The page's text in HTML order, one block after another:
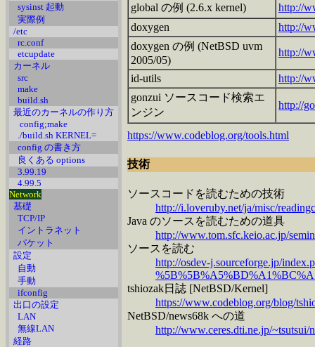
sysinst 起動
実際例
/etc
rc.conf
etcupdate
カーネル
src
make
build.sh
最近のカーネルの作り方
config;make
./build.sh KERNEL=
config の書き方
良くある options
3.99.19
4.99.5
Network
基礎
TCP/IP
イントラネット
パケット
設定
自動
手動
ifconfig
出口の設定
LAN
無線LAN
経路
global の例 (2.6.x kernel)
http://
doxygen
http://
doxygen の例 (NetBSD uvm
2005/05)
http://
id-utils
http://
gonzui ソースコード検索エ
ンジン
http://
https://www.codeblog.org/tools.html
技術
ソースコードを読むための技術
http://i.loveruby.net/ja/misc/
Java のソースを読むための道具
http://www.tom.sfc.keio.ac.jp/
ソースを読む
http://osdev-j.sourceforge.jp/
tshiozak日誌 [NetBSD/Kernel]
https://www.codeblog.org/blog/
NetBSD/news68k への道
http://www.ceres.dti.ne.jp/~tsutsui/